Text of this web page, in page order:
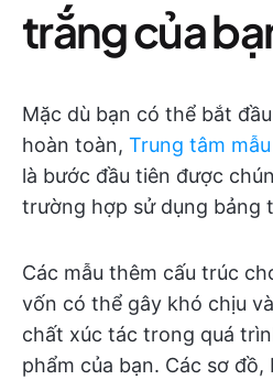
trắng của
Mặc dù bạn có thể bắt
hoàn toàn, Trung tâm
là bước đầu tiên được
trường hợp sử dụng bảng
Các mẫu thêm cấu trúc
vốn có thể gây khó chịu
chất xúc tác trong quá
phẩm của bạn. Các sơ